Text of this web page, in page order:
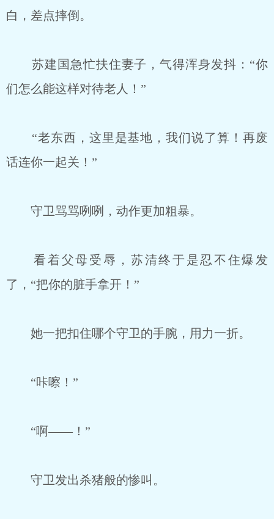
白，差点摔倒。
苏建国急忙扶住妻子，气得浑身发抖：“你
们怎么能这样对待老人！”
“老东西，这里是基地，我们说了算！再废
话连你一起关！”
守卫骂骂咧咧，动作更加粗暴。
看着父母受辱，苏清终于是忍不住爆发
了，“把你的脏手拿开！”
她一把扣住哪个守卫的手腕，用力一折。
“咔嚓！”
“啊——！”
守卫发出杀猪般的惨叫。